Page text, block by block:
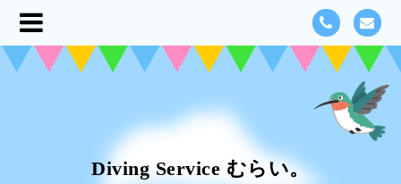
Diving Service むらい。